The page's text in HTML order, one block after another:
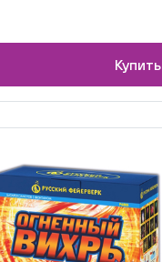
Купить